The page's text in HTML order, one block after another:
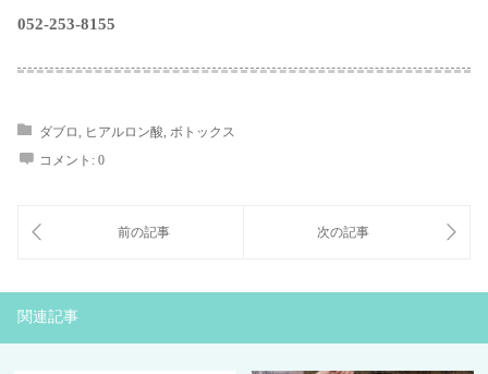
052-253-8155
ダブロ, ヒアルロン酸, ボトックス
コメント: 0
関連記事